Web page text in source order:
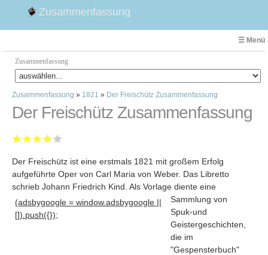
Zusammenfassung
☰ Menü
Zusammenfassung
Faust
Willhelm Tell
1. Weltkrieg Zusammenfassung
2. Weltkrieg
Die Räuber
Zusammenfassung » 1821 » Der Freischütz Zusammenfassung
Der Freischütz Zusammenfassung
Der Freischütz ist eine erstmals 1821 mit großem Erfolg
aufgeführte Oper von Carl Maria von Weber. Das Libretto
schrieb Johann Friedrich Kind
(adsbygoogle = window.adsbygoogle ||
[]).push({});
. Als Vorlage diente eine
Sammlung von
Spuk-und
Geistergeschichten,
die im
"Gespensterbuch"